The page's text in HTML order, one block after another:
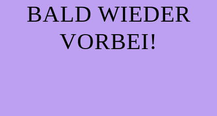
ALD WIEDER V
ORBEI!